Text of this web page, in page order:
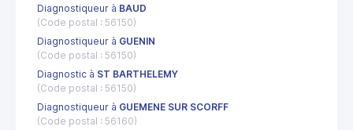
Diagnostiqueur à BAUD
(Code postal : 56150)
Diagnostiqueur à GUENIN
(Code postal : 56150)
Diagnostic à ST BARTHELEMY
(Code postal : 56150)
Diagnostiqueur à GUEMENE SUR SCORFF
(Code postal : 56160)